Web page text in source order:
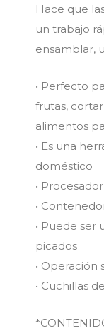
Hace que
un trabajo
ensamblar,
• Perfecto
frutas,
alimentos
• Es una
doméstico
•
•
• Puede ser
picados
• Operación
• Cuchillas